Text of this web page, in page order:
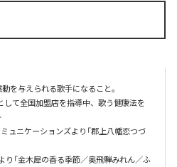
を与えられる歌手になること。
して全国加盟店を指導中、歌う健康法を
ュニケーションズより「郡上八幡恋つづ
「金木犀の香る季節／奥飛騨みれん／ふ